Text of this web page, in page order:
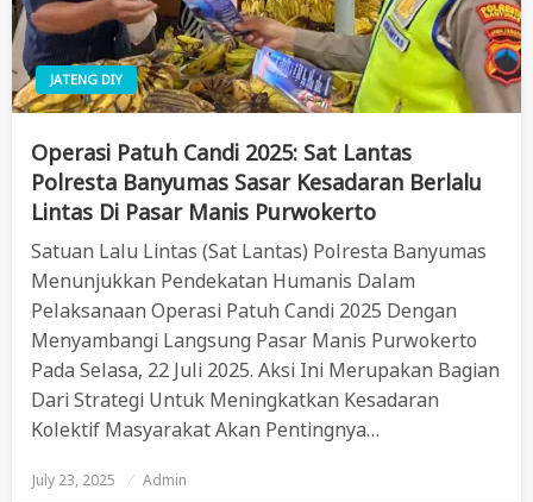
JATENG DIY
Operasi Patuh Candi 2025: Sat Lantas
Polresta Banyumas Sasar Kesadaran Berlalu
Lintas Di Pasar Manis Purwokerto
Satuan Lalu Lintas (Sat Lantas) Polresta Banyumas
Menunjukkan Pendekatan Humanis Dalam
Pelaksanaan Operasi Patuh Candi 2025 Dengan
Menyambangi Langsung Pasar Manis Purwokerto
Pada Selasa, 22 Juli 2025. Aksi Ini Merupakan Bagian
Dari Strategi Untuk Meningkatkan Kesadaran
Kolektif Masyarakat Akan Pentingnya…
Posted
On
July 23, 2025 Admin